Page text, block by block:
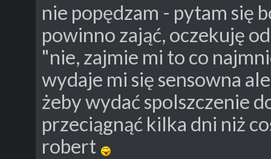
nie popędzam - pytam się
powinno zająć, oczekuję
"nie, zajmie mi to co
wydaje mi się sensowna
żeby wydać spolszczenie
przeciągnąć kilka dni niż
robert